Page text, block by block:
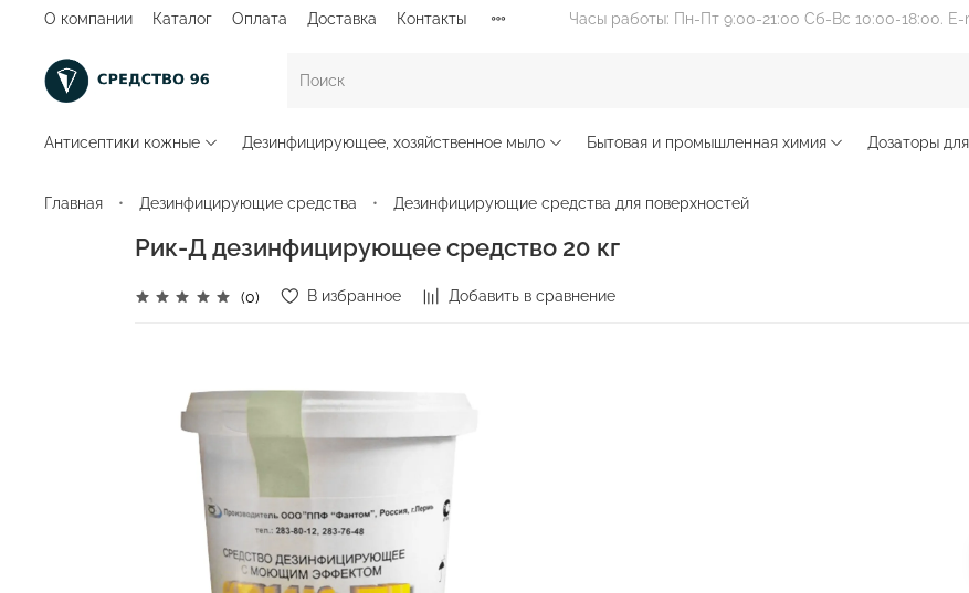
О компании Каталог Оплата Доставка Контакты Часы работы: Пн-Пт 9:00-21:00 Сб-Вс 10:00-18:00. E-
Антисептики кожные Дезинфицирующее, хозяйственное мыло Бытовая и промышленная химия Дозаторы
Главная Дезинфицирующие средства Дезинфицирующие средства для поверхностей
Рик-Д дезинфицирующее средство 20 кг
(0) В избранное Добавить в сравнение